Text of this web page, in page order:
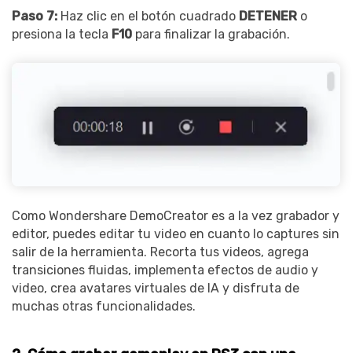
Paso 7: Haz clic en el botón cuadrado DETENER o
presiona la tecla F10 para finalizar la grabación.
Como Wondershare DemoCreator es a la vez grabador y
editor, puedes editar tu video en cuanto lo captures sin
salir de la herramienta. Recorta tus videos, agrega
transiciones fluidas, implementa efectos de audio y
video, crea avatares virtuales de IA y disfruta de
muchas otras funcionalidades.